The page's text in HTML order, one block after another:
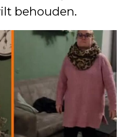
behouden.